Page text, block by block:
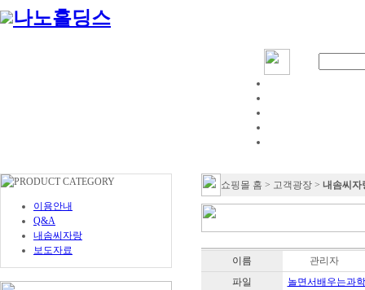
이용안내
Q&A
내솜씨자랑
보도자료
쇼핑몰 홈 > 고객광장 > 내솜씨자
이름
관리자
파일
놀면서배우는과